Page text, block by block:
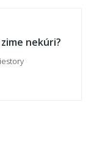
obšiť?
nekúri?